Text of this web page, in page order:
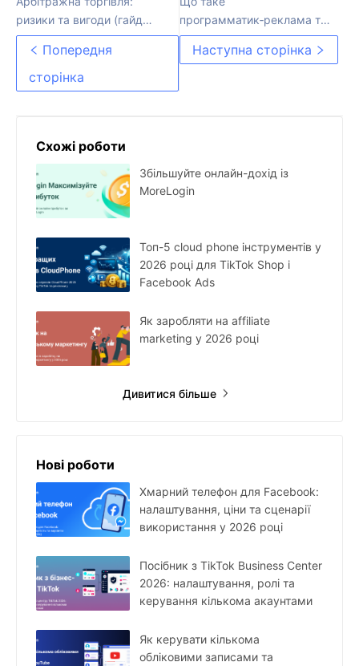
ризики та вигоди (гайд
2025)
Попередня
сторінка
программатик‑реклама та
як вона працює
Наступна сторінка
Схожі роботи
Збільшуйте онлайн-дохід із
MoreLogin
Топ-5 cloud phone інструментів у
2026 році для TikTok Shop і
Facebook Ads
Як заробляти на affiliate
marketing у 2026 році
Дивитися більше
Нові роботи
Хмарний телефон для Facebook:
налаштування, ціни та сценарії
використання у 2026 році
Посібник з TikTok Business Center
2026: налаштування, ролі та
керування кількома акаунтами
Як керувати кількома
обліковими записами та